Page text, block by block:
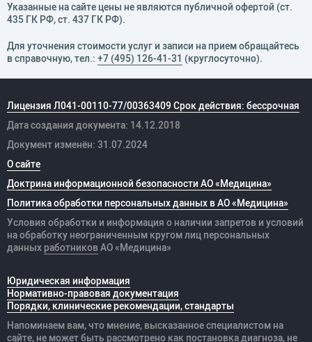
Указанные на сайте цены не являются публичной офертой (ст.
435 ГК РФ, cт. 437 ГК РФ).
Для уточнения стоимости услуг и записи на прием обращайтесь
в справочную, тел.: +7 (495) 126-41-31 (круглосуточно).
Лицензия Л041-00110-77/00363409 Срок действия: бессрочная
Дата создания документа: 14.12.2018
Документ изменён: 31.07.2024
О сайте
Доктрина информационной безопасности АО «Медицина»
Политика обработки персональных данных в АО «Медицина»
Условия обработки и информация о наличии запретов и условий
на обработку неограниченным кругом лиц персональных
данных работников АО «Медицина»
Юридическая информация
Нормативно-правовая документация
Порядки, клинические рекомендации, стандарты
Напоминаем вам, что мнение, высказанное специалистом на
сайте, не может быть рассмотрено как постановка диагноза, не